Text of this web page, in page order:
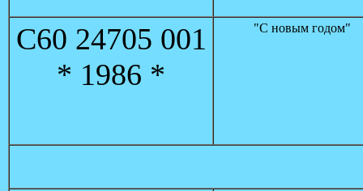
С60 24705 001
* 1986 *
"С новым годом"